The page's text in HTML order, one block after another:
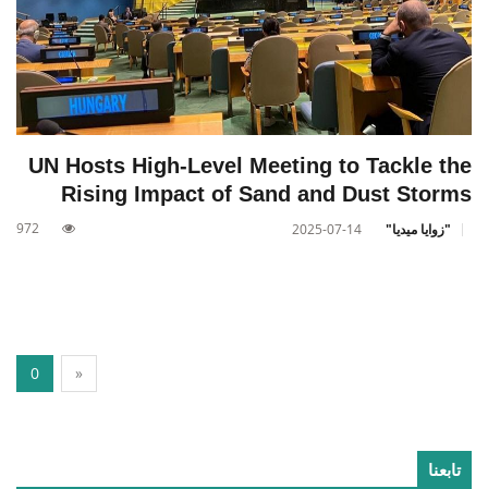
UN Hosts High-Level Meeting to Tackle the
Rising Impact of Sand and Dust Storms
"زوايا ميديا" 2025-07-14
972
0 »
تابعنا